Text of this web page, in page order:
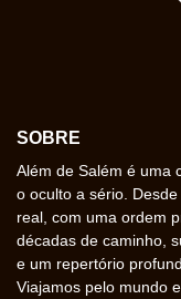
SOBRE
Além de Salém é uma
o oculto a sério.
real, com uma ordem
décadas de caminho,
e um repertório
Viajamos pelo mundo